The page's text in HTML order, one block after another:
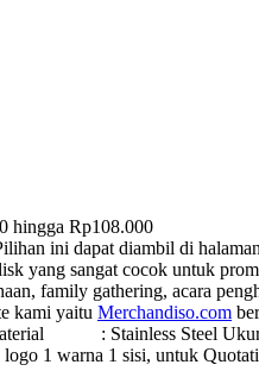
hingga Rp108.000
ini dapat diambil di
yang sangat cocok untuk
family gathering, acara
kami yaitu Merchandiso.com
: Stainless Steel
logo 1 warna 1 sisi, untuk